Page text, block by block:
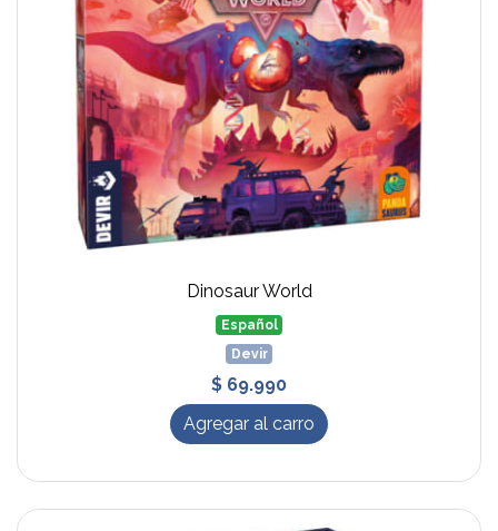
Dinosaur World
Español
Devir
$ 69.990
Agregar al carro